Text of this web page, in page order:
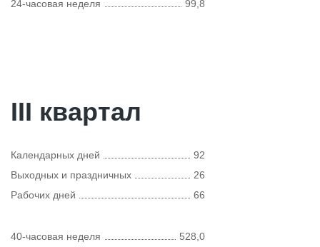
24-часовая неделя
99,8
III квартал
Календарных дней
92
Выходных и праздничных
26
Рабочих дней
66
40-часовая неделя 528,0